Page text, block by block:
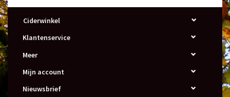
Ciderwinkel
Klantenservice
Meer
Mijn account
Nieuwsbrief